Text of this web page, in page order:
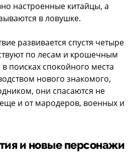
настроенные китайцы, а
в ловушке.
развивается спустя четыре
по лесам и крошечным
поисках спокойного места
нового знакомого,
они спасаются не
и от мародеров, военных и
и новые персонажи